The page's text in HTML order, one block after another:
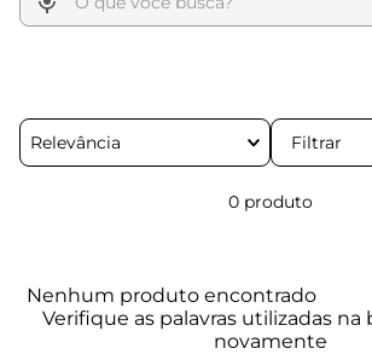
Relevância Filtrar
0 produto
Nenhum produto encontrado